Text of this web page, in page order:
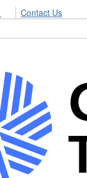
Contact Us